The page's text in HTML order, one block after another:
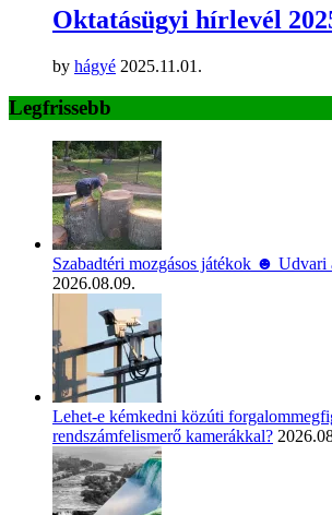
Oktatásügyi hírlevél
by hágyé 2025.11.01.
Legfrissebb
Szabadtéri mozgásos játékok ☻ Udvari
2026.08.09.
Lehet-e kémkedni közúti
rendszámfelismerő kamerákkal?